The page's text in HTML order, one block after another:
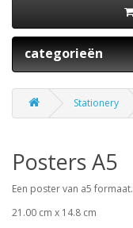
categorieën
Stationery
Posters A5
Een poster van a5 formaat.
21.00 cm x 14.8 cm